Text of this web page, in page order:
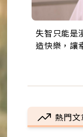
失智只能是
造快樂，讓
來自剛果的
36年 「台灣
63歲卸矽谷
樂！「蛋黃
104歲打破
最年長羽球
事業巔峰他
小提琴還登
熱門文